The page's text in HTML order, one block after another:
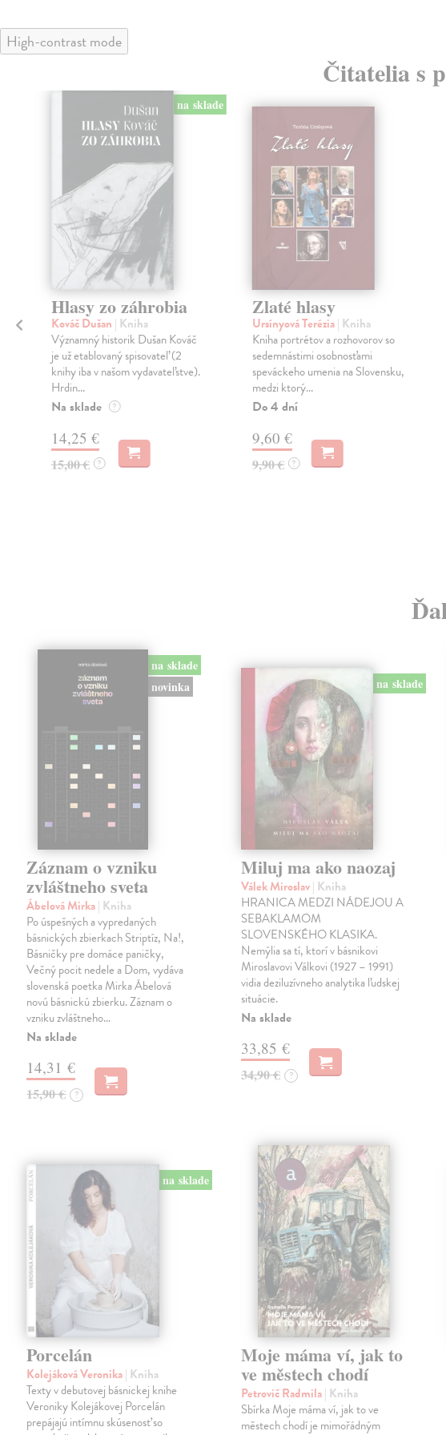
High-contrast mode
Čitatelia s
na sklade
Hlasy zo záhrobia
Kováč Dušan | Kniha
Významný historik Dušan Kováč
je už etablovaný spisovateľ (2
knihy iba v našom vydavateľstve).
Hrdin...
Na sklade ?
14,25 €
15,00 € ?
Zlaté hlasy
Ursínyová Terézia| Kniha
Kniha portrétov a rozhovorov so
sedemnástimi osobnosťami
speváckeho umenia na Slovensku,
medzi ktorý...
Do 4 dní
9,60 €
9,90 € ?
na sklade
novinka
Záznam o vzniku
zvláštneho sveta
Ábelová Mirka| Kniha
Po úspešných a vypredaných
básnických zbierkach Striptíz, Na!,
Básničky pre domáce paničky,
Večný pocit nedele a Dom, vydáva
slovenská poetka Mirka Ábelová
novú básnickú zbierku. Záznam o
vzniku zvláštneho…
Na sklade
14,31 €
15,90 € ?
na sklade
Miluj ma ako naozaj
Válek Miroslav| Kniha
HRANICA MEDZI NÁDEJOU A
SEBAKLAMOM
SLOVENSKÉHO KLASIKA.
Nemýlia sa tí, ktorí v básnikovi
Miroslavovi Válkovi (1927 – 1991)
vidia deziluzívneho analytika ľudskej
situácie.
Na sklade
33,85 €
34,90 € ?
na sklade
Porcelán
Kolejáková Veronika| Kniha
Texty v debutovej básnickej knihe
Veroniky Kolejákovej Porcelán
prepájajú intímnu skúsenosť so
Moje máma ví, jak to
ve městech chodí
Petrovič Radmila| Kniha
Sbírka Moje máma ví, jak to ve
městech chodí je mimořádným